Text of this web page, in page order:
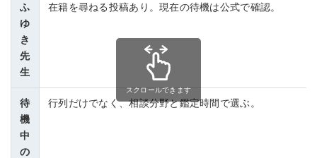
ふ
ゆ
き
先
生
在籍を尋ねる投稿あり。現在の待機は公式で確認。
待
機
中
の
行列だけでなく、相談分野と鑑定時間で選ぶ。
スクロールできます